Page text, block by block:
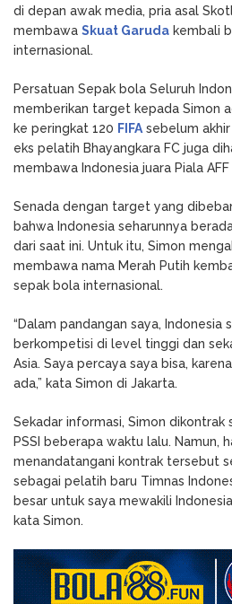
di depan awak media, pria asal
membawa Skuat Garuda kembali
internasional.
Persatuan Sepak bola Seluruh
memberikan target kepada Simon
ke peringkat 120 FIFA sebelum
eks pelatih Bhayangkara FC juga
membawa Indonesia juara Piala AFF
Senada dengan target yang
bahwa Indonesia seharunnya
dari saat ini. Untuk itu, Simon
membawa nama Merah Putih
sepak bola internasional.
“Dalam pandangan saya, Indonesia
berkompetisi di level tinggi dan
Asia. Saya percaya saya bisa,
ada,” kata Simon di Jakarta.
Sekadar informasi, Simon dikontrak
PSSI beberapa waktu lalu. Namun,
menandatangani kontrak tersebut
sebagai pelatih baru Timnas
besar untuk saya mewakili
kata Simon.